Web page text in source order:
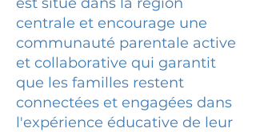
centrale et encourage une
communauté parentale active
et collaborative qui garantit
que les familles restent
connectées et engagées dans
l'expérience éducative de leur